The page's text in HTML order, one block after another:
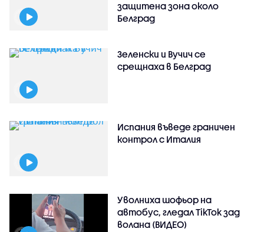
защитена зона около
Белград
Зеленски и Вучич се
срещнаха в Белград
Испания въведе граничен
контрол с Италия
Уволниха шофьор на
автобус, гледал TikTok зад
волана (ВИДЕО)